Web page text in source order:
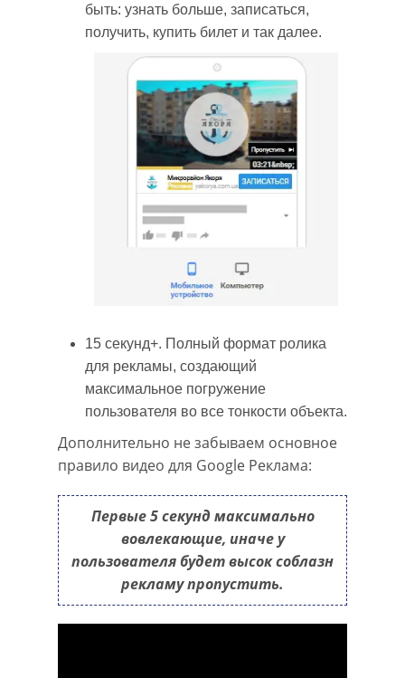
быть: узнать больше, записаться,
получить, купить билет и так далее.
15 секунд+. Полный формат ролика
для рекламы, создающий
максимальное погружение
пользователя во все тонкости объекта.
Дополнительно не забываем основное
правило видео для Google Реклама:
Первые 5 секунд максимально
вовлекающие, иначе у
пользователя будет высок соблазн
рекламу пропустить.